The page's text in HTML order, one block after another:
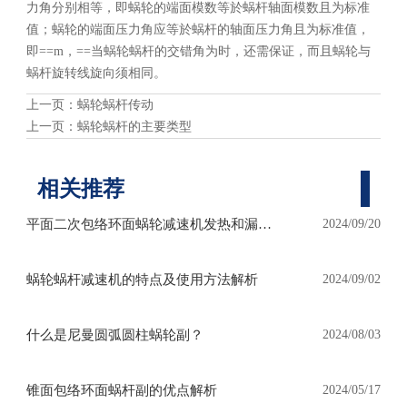
力角分别相等，即蜗轮的端面模数等於蜗杆轴面模数且为标准
值；蜗轮的端面压力角应等於蜗杆的轴面压力角且为标准值，
即==m，==当蜗轮蜗杆的交错角为时，还需保证，而且蜗轮与
蜗杆旋转线旋向须相同。
上一页： 蜗轮蜗杆传动
上一页： 蜗轮蜗杆的主要类型
相关推荐
平面二次包络环面蜗轮减速机发热和漏油
2024/09/20
蜗轮蜗杆减速机的特点及使用方法解析 2024/09/02
什么是尼曼圆弧圆柱蜗轮副？ 2024/08/03
锥面包络环面蜗杆副的优点解析 2024/05/17